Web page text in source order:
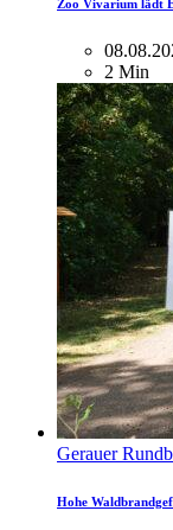
Zoo Vivarium lädt
2 Min
Gerauer
Hohe